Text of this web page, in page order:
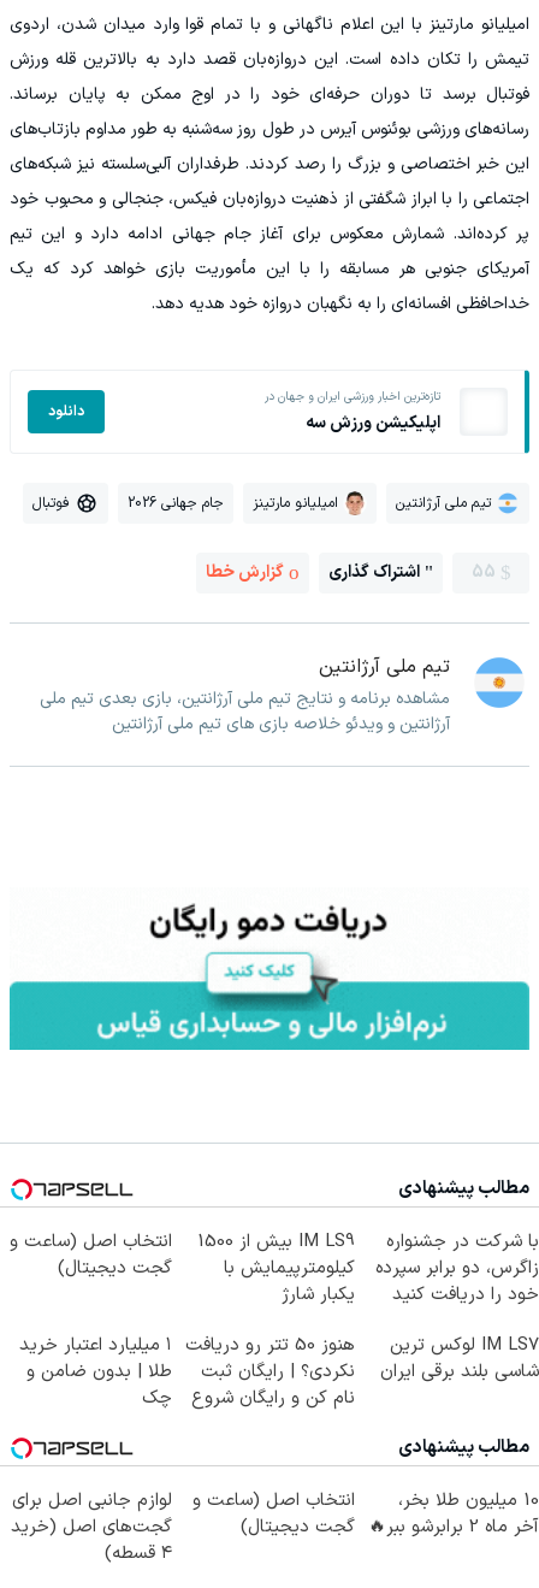
امیلیانو مارتینز با این اعلام ناگهانی و با تمام قوا وارد میدان شدن، اردوی
تیمش را تکان داده است. این دروازه‌بان قصد دارد به بالاترین قله ورزش
فوتبال برسد تا دوران حرفه‌ای خود را در اوج ممکن به پایان برساند.
رسانه‌های ورزشی بوئنوس آیرس در طول روز سه‌شنبه به طور مداوم بازتاب‌های
این خبر اختصاصی و بزرگ را رصد کردند. طرفداران آلبی‌سلسته نیز شبکه‌های
اجتماعی را با ابراز شگفتی از ذهنیت دروازه‌بان فیکس، جنجالی و محبوب خود
پر کرده‌اند. شمارش معکوس برای آغاز جام جهانی ادامه دارد و این تیم
آمریکای جنوبی هر مسابقه را با این مأموریت بازی خواهد کرد که یک
خداحافظی افسانه‌ای را به نگهبان دروازه خود هدیه دهد.
تازه‌ترین اخبار ورزشی ایران و جهان در
اپلیکیشن ورزش سه دانلود
تیم ملی آرژانتین امیلیانو مارتینز جام جهانی 2026 فوتبال
55 اشتراک گذاری گزارش خطا
تیم ملی آرژانتین
مشاهده برنامه و نتایج تیم ملی آرژانتین، بازی بعدی تیم ملی
آرژانتین و ویدئو خلاصه بازی های تیم ملی آرژانتین
مطالب پیشنهادی
با شرکت در جشنواره
زاگرس، دو برابر سپرده
خود را دریافت کنید
IM LS9 بیش از 1500
کیلومترپیمایش با
یکبار شارژ
انتخاب اصل (ساعت و
گجت دیجیتال)
IM LS7 لوکس ترین
شاسی بلند برقی ایران
هنوز 50 تتر رو دریافت
نکردی؟ | رایگان ثبت
نام کن و رایگان شروع
۱ میلیارد اعتبار خرید
طلا | بدون ضامن و
چک
مطالب پیشنهادی
10 میلیون طلا بخر،
آخر ماه 2 برابرشو ببر🔥
انتخاب اصل (ساعت و
گجت دیجیتال)
لوازم جانبی اصل برای
گجت‌های اصل (خرید
۴ قسطه)